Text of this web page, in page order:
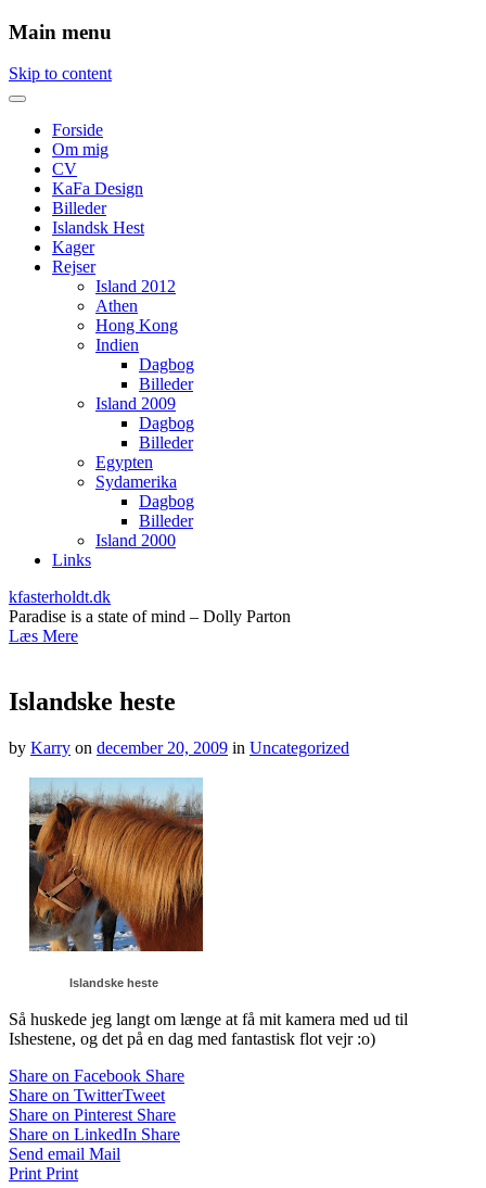
Main menu
Skip to content
Forside
Om mig
CV
KaFa Design
Billeder
Islandsk Hest
Kager
Rejser
Island 2012
Athen
Hong Kong
Indien
Dagbog
Billeder
Island 2009
Dagbog
Billeder
Egypten
Sydamerika
Dagbog
Billeder
Island 2000
Links
kfasterholdt.dk
Paradise is a state of mind – Dolly Parton
Læs Mere
Islandske heste
by Karry on december 20, 2009 in Uncategorized
Islandske heste
Så huskede jeg langt om længe at få mit kamera med ud til
Ishestene, og det på en dag med fantastisk flot vejr :o)
Share on Facebook Share
Share on TwitterTweet
Share on Pinterest Share
Share on LinkedIn Share
Send email Mail
Print Print